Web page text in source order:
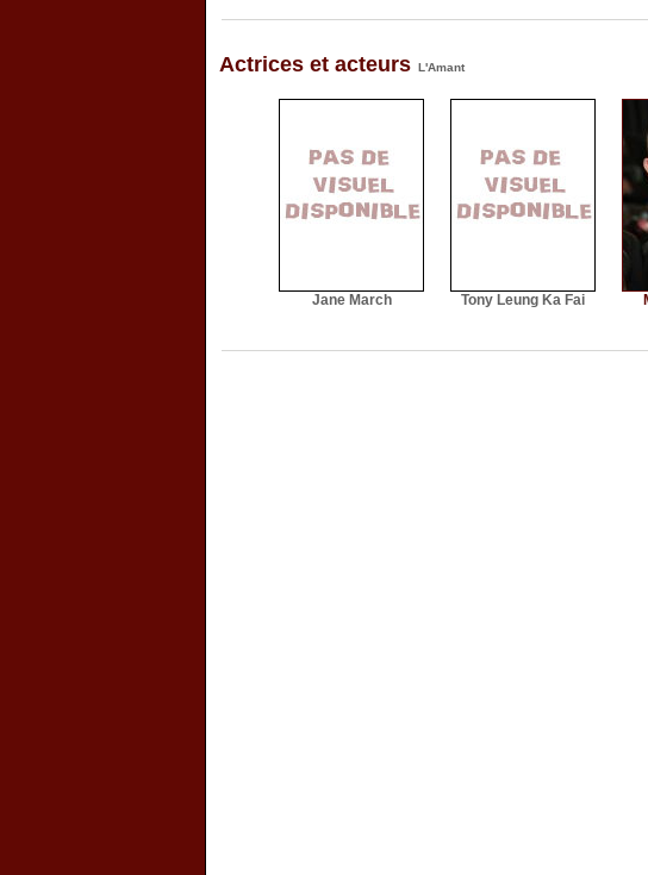
Actrices et acteurs L'Amant
Jane March Tony Leung Ka Fai